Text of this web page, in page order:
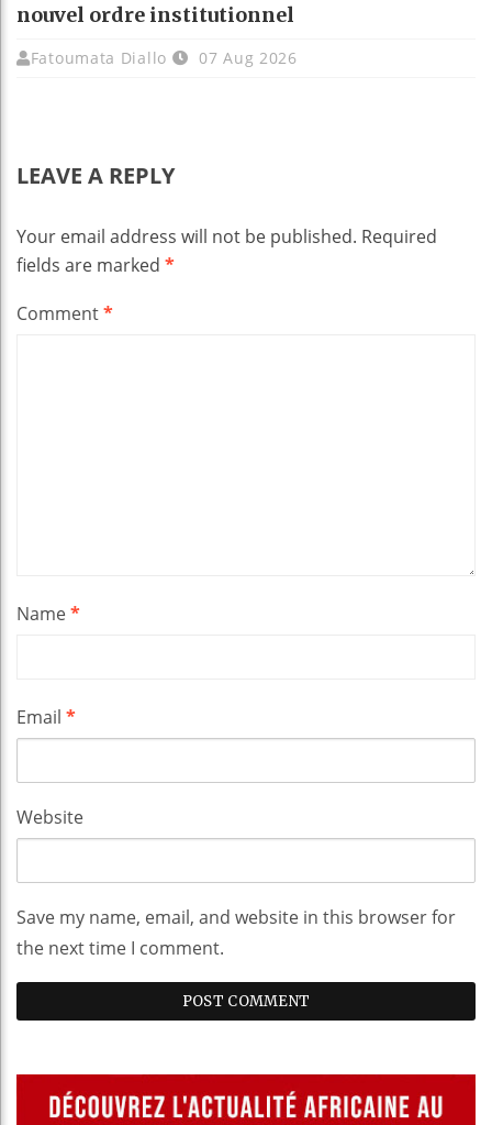
nouvel ordre institutionnel
Fatoumata Diallo 07 Aug 2026
LEAVE A REPLY
Your email address will not be published. Required
fields are marked *
Comment*
Name*
Email *
Website
Save my name, email, and website in this browser for
the next time I comment.